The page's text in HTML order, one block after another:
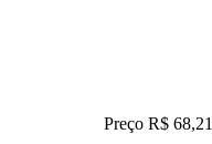
Preço R$ 68,21